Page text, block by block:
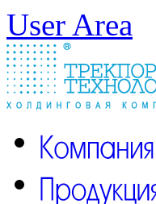
User Area